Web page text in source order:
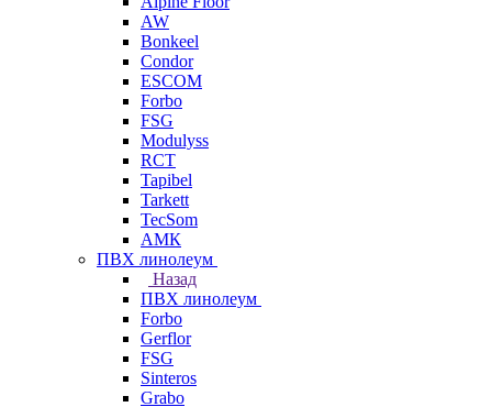
AW
Bonkeel
Condor
ESCOM
Forbo
FSG
Modulyss
RCT
Tapibel
Tarkett
TecSom
АМК
ПВХ линолеум
Назад
ПВХ линолеум
Forbo
Gerflor
FSG
Sinteros
Grabo